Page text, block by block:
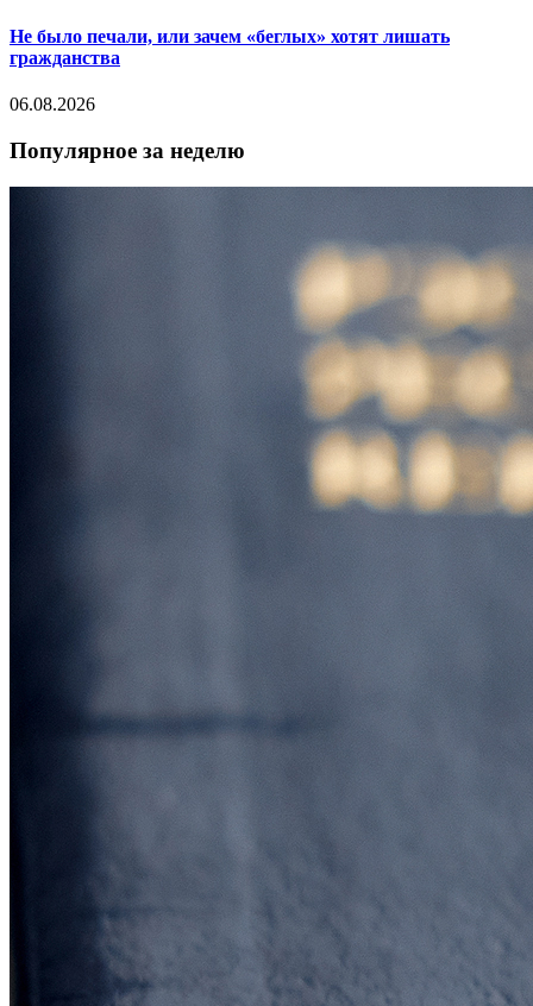
Не было печали, или зачем «беглых» хотят лишать
гражданства
06.08.2026
Популярное за неделю